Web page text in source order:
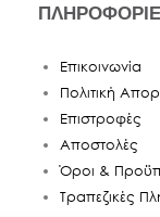
Επικοινωνία
Πολιτική
Επιστροφές
Αποστολές
Όροι &
Τραπεζικές